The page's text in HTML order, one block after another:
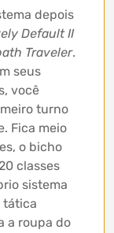
depois
Default II
Traveler.
seus
você
turno
Fica meio
o bicho
classes
sistema
tática
a roupa do